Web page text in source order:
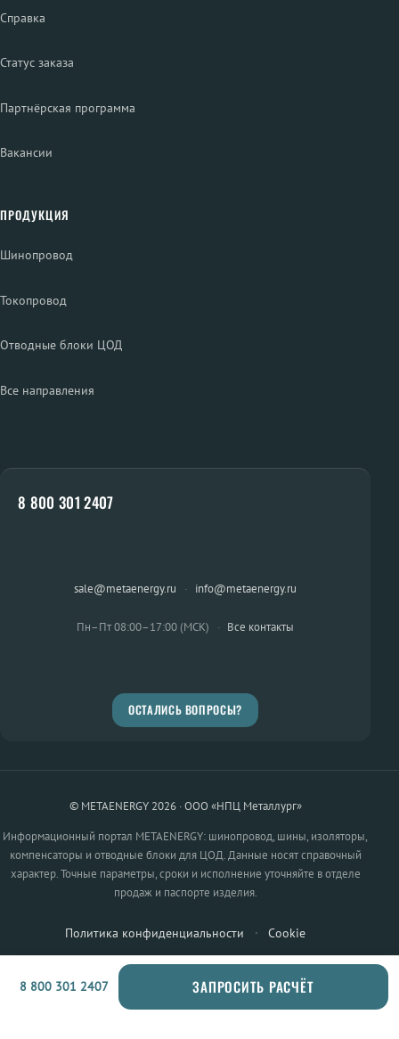
Справка
Статус заказа
Партнёрская программа
Вакансии
ПРОДУКЦИЯ
Шинопровод
Токопровод
Отводные блоки ЦОД
Все направления
8 800 301 2407
sale@metaenergy.ru · info@metaenergy.ru
Пн–Пт 08:00–17:00 (МСК) · Все контакты
ОСТАЛИСЬ ВОПРОСЫ?
© METAENERGY 2026 · ООО «НПЦ Металлург»
Информационный портал METAENERGY: шинопровод, шины, изоляторы,
компенсаторы и отводные блоки для ЦОД. Данные носят справочный
характер. Точные параметры, сроки и исполнение уточняйте в отделе
продаж и паспорте изделия.
Политика конфиденциальности · Cookie
8 800 301 2407 ЗАПРОСИТЬ РАСЧЁТ